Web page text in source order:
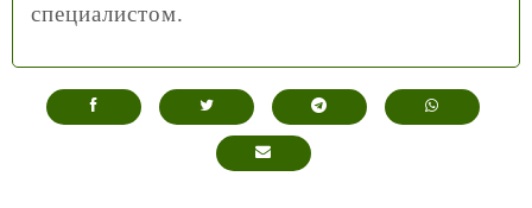
специалистом.